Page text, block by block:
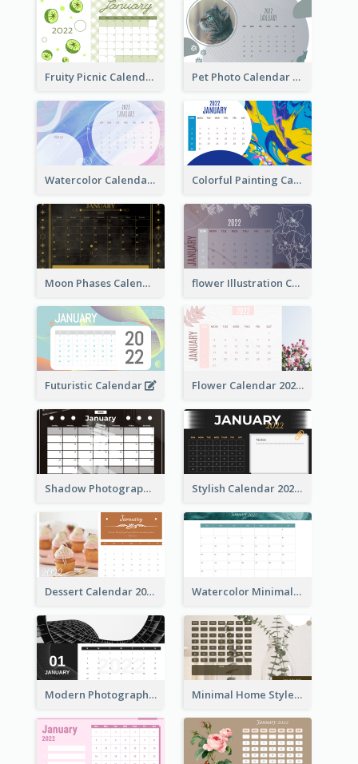
Fruity Picnic Calendar Pet Photo Calendar
Watercolor Calendar With Notes Colorful Painting Calendar
Moon Phases Calendar flower Illustration Calendar 2022
Futuristic Calendar Flower Calendar 2022
Shadow Photography Calendar 2022 Stylish Calendar 2022
Dessert Calendar 2022 Watercolor Minimalist Calendar
Modern Photography Calendar 2022 Minimal Home Style Calendar